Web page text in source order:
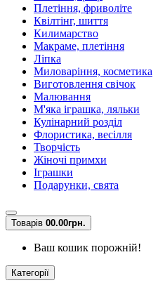
Плетіння, фриволіте
Квілтінг, шиття
Килимарство
Макраме, плетіння
Ліпка
Миловаріння, косметика
Виготовлення свічок
Малювання
М'яка іграшка, ляльки
Кулінарний розділ
Флористика, весілля
Творчість
Жіночі примхи
Іграшки
Подарунки, свята
Товарів 00.00грн.
Ваш кошик порожній!
Категорії